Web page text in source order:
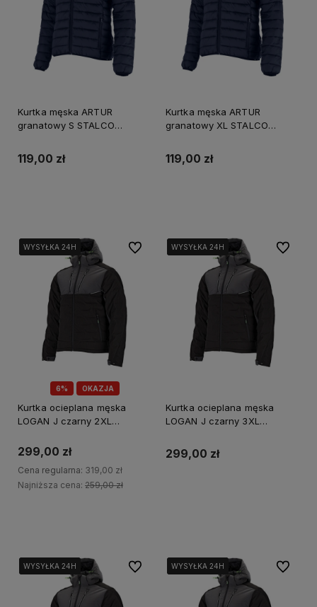
Kurtka męska ARTUR
granatowy S STALCO
119,00 zł
Kurtka męska ARTUR
granatowy XL STALCO
119,00 zł
6% OKAZJA
WYSYŁKA 24H
WYSYŁKA 24H
WYSYŁKA 24H
Kurtka ocieplana męska
LOGAN J czarny 2XL
299,00 zł
Cena regularna: 319,00 zł
Najniższa cena: 259,00 zł
Do ulubionychWYSYŁKA 24H
WYSYŁKA 24H
WYSYŁKA 24H
Kurtka ocieplana męska
LOGAN J czarny 3XL
S090779446
299,00 zł
Do
WYSYŁKA 24H
WYSYŁKA 24H
WYSYŁKA 24H Do ulubionychWYSYŁKA 24H
WYSYŁKA 24H
WYSYŁKA 24H Do